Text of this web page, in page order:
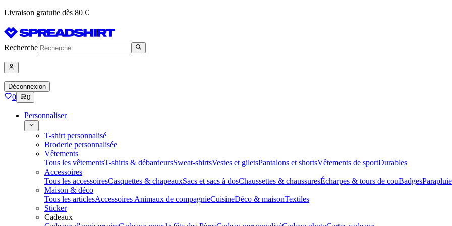
Livraison gratuite dès 80 €
Recherche
Déconnexion
0 0
Personnaliser
T-shirt personnalisé
Broderie personnalisée
Vêtements
Tous les vêtementsT-shirts & débardeursSweat-shirtsVestes et giletsPantalons et shortsVêtements de sportDurables
Accessoires
Tous les accessoiresCasquettes & chapeauxSacs et sacs à dosChaussettes & chaussuresÉcharpes & tours de couBadges
Maison & déco
Tous les articlesAccessoires Animaux de compagnieCuisineDéco & maisonTextiles
Sticker
Cadeaux